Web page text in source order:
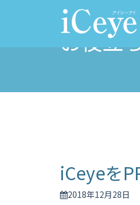
お役立
iCeyeを
2018年12月28日